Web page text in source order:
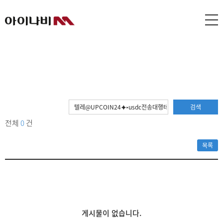
검색
전체 0건
목록
게시물이 없습니다.